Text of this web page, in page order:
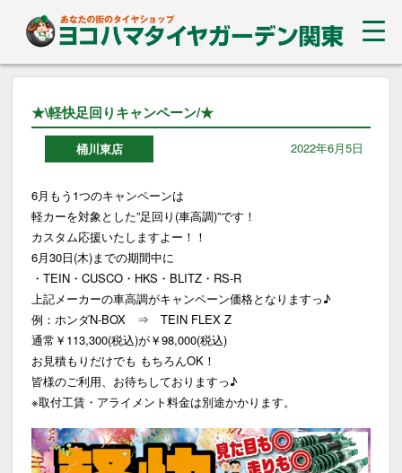
★\軽快足回りキャンペーン/★
桶川東店 2022年6月5日
6月もう1つのキャンペーンは
軽カーを対象とした”足回り(車高調)”です！
カスタム応援いたしますよー！！
6月30日(木)までの期間中に
・TEIN・CUSCO・HKS・BLITZ・RS-R
上記メーカーの車高調がキャンペーン価格となりますっ♪
例：ホンダN-BOX ⇒ TEIN FLEX Z
通常￥113,300(税込)が￥98,000(税込)
お見積もりだけでも もちろんOK！
皆様のご利用、お待ちしておりますっ♪
※取付工賃・アライメント料金は別途かかります。